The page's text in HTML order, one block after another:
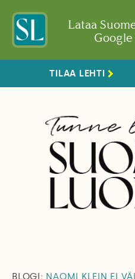
Lataa
TILAA LEHTI